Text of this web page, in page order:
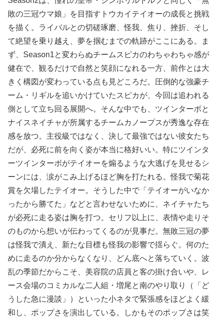
敗の三冠ウマ娘」を目指すトウカイテイオーの成長と挑戦
を描く。ライバルとの切磋琢磨、怪我、焦り、挫折、そし
て絶望を乗り越え、夢を掴むまでの軌跡がここにある。ま
ず、Season1と変わらぬチームスピカのわちゃわちゃ感が
健在で、観るだけで自然と笑顔になれる一方、前作とは大
きく構図が変わっている点も見どころだ。圧倒的な強豪チ
ーム・リギルを追いかけていたスピカが、今回は追われる
側として立ち回る展開へ。そんな中でも、ツインターボと
ナイスネイチャが所属するチームカノープスが秀逸な存在
感を放つ。主役級ではなく、決して最強ではない彼女たち
だが、必死に前を向く姿が本当に格好いい。特にツインタ
ーツインターボがテイオーを煽るような大逃げを見せるシ
ーンには、涙がこみ上げるほど胸を打たれる。怪我で菊花
賞を欠場したテイオー。そうした中で「テイオーがいなか
ったから勝てた」などと言わせないために、ネイチャたち
が必死に走る姿は胸を打つ。セリフ以上に、表情や走りそ
のものから想いが伝わってくるのが見事だ。無敗三冠の夢
は怪我で潰え、新たな目標も怪我の影響で揺らぐ。何のた
めに走るのか分からなくなり、どん底へと落ちていく。波
乱の季節だからこそ、美容院の店員と客の掛け合いや、レ
ース会場のコミカルな二人組・増尾と南のやり取り（「ど
うした急に漫談」）といった小ネタで緊張感をほどよく緩
和し、ポップさを演出している。しかもそのポップさは笑